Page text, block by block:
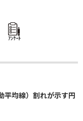
ｱﾝｹｰﾄ
平均線）割れが示す円